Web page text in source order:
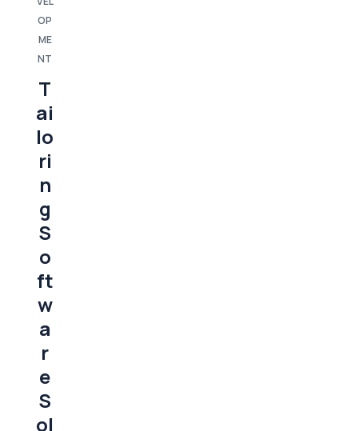
OP
ME
NT
T
ai
lo
ri
n
g
S
o
ft
w
a
r
e
S
ol